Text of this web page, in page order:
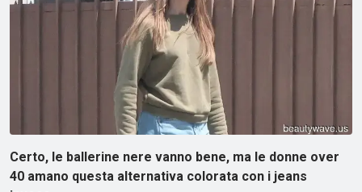
Certo, le ballerine nere vanno bene, ma le donne over
40 amano questa alternativa colorata con i jeans